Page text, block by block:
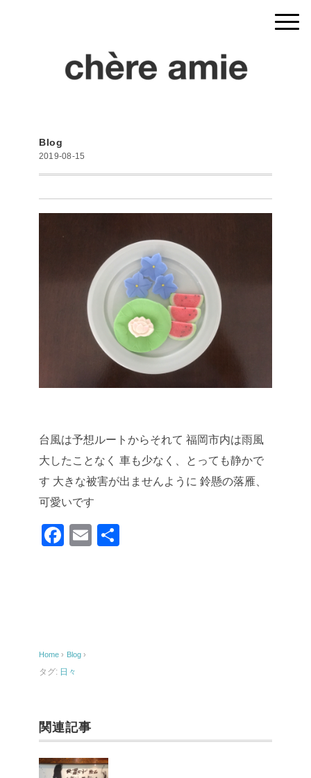
Blog
2019-08-15
台風は予想ルートからそれて 福岡市内は雨風
大したことなく 車も少なく、とっても静かで
す 大きな被害が出ませんように 鈴懸の落雁、
可愛いです
F
o
o
E
Home › Blog ›
タグ: 日々
関連記事